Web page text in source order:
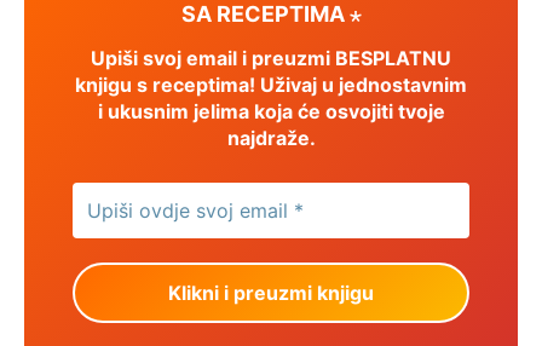
SA RECEPTIMA ⋆
Upiši svoj email i preuzmi BESPLATNU
knjigu s receptima! Uživaj u jednostavnim
i ukusnim jelima koja će osvojiti tvoje
najdraže.